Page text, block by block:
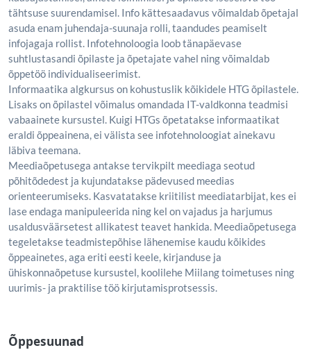
tähtsuse suurendamisel. Info kättesaadavus võimaldab õpetajal
asuda enam juhendaja-suunaja rolli, taandudes peamiselt
infojagaja rollist. Infotehnoloogia loob tänapäevase
suhtlustasandi õpilaste ja õpetajate vahel ning võimaldab
õppetöö individualiseerimist.
Informaatika algkursus on kohustuslik kõikidele HTG õpilastele.
Lisaks on õpilastel võimalus omandada IT-valdkonna teadmisi
vabaainete kursustel. Kuigi HTGs õpetatakse informaatikat
eraldi õppeainena, ei välista see infotehnoloogiat ainekavu
läbiva teemana.
Meediaõpetusega antakse tervikpilt meediaga seotud
põhitõdedest ja kujundatakse pädevused meedias
orienteerumiseks. Kasvatatakse kriitilist meediatarbijat, kes ei
lase endaga manipuleerida ning kel on vajadus ja harjumus
usaldusväärsetest allikatest teavet hankida. Meediaõpetusega
tegeletakse teadmistepõhise lähenemise kaudu kõikides
õppeainetes, aga eriti eesti keele, kirjanduse ja
ühiskonnaõpetuse kursustel, koolilehe Miilang toimetuses ning
uurimis- ja praktilise töö kirjutamisprotsessis.
Õppesuunad